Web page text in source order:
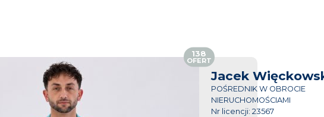
Jacek
POŚREDNIK W OBROCIE
NIERUCHOMOŚCIAMI
Nr licencji: 23567
138
OFERT